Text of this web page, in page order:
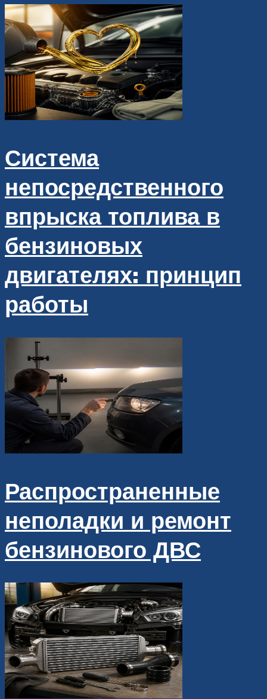
Система
непосредственного
впрыска топлива в
бензиновых
двигателях: принцип
работы
Распространенные
неполадки и ремонт
бензинового ДВС